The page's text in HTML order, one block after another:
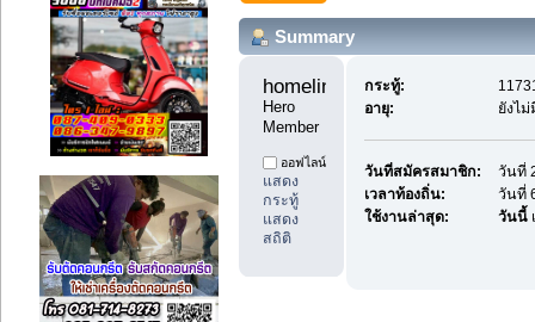
Summary
Hero
Member
ออฟไลน์
แสดง
กระทู้
แสดง
สถิติ
กระทู้:
อายุ:
ยังไ
วันที่สมัครสมาชิก:
วันที่
เวลาท้องถิ่น:
วันที่
ใช้งานล่าสุด:
วันนี้